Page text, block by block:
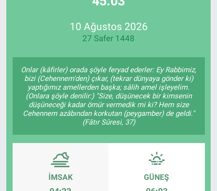
10 Ağustos 2026
27 Safer 1448
Onlar (kâfirler) orada şöyle feryad ederler: Ey Rabbimiz,
bizi (Cehennem'den) çıkar, (tekrar dünyaya gönder ki)
yaptığımız amellerden başka; sâlih amel işleyelim.
(Onlara şöyle denilir:) "Size, düşünecek bir kimsenin
düşüneceği kadar ömür vermedik mi ki? Hem size
Cehennem azâbından korkutan (peygamber) de geldi."
(Fâtır Sûresi, 37)
İMSAK GÜNEŞ
Özel Haberler
Kadın
Erişim Bilgileri
Sağlık
Teknoloji